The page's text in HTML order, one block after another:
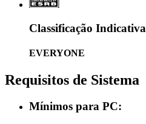
Classificação Indicativa
EVERYONE
Requisitos de Sistema
Mínimos para PC: